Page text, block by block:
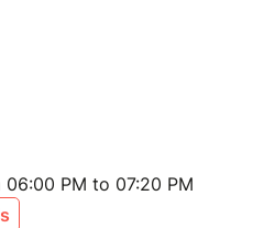
PM to 07:20 PM